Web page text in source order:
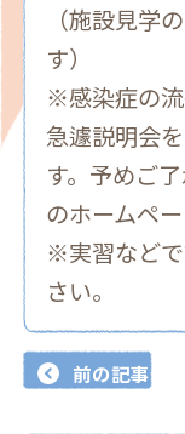
（施設見学
す）
※感染症の流
急遽説明会
す。予めご
のホームペ
※実習など
さい。
前の記事